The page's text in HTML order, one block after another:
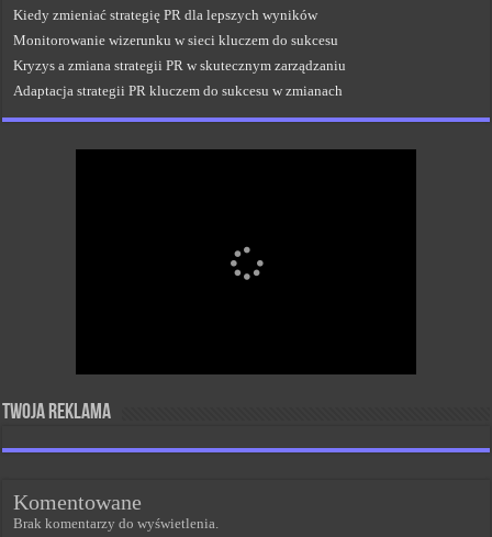
Kiedy zmieniać strategię PR dla lepszych wyników
Monitorowanie wizerunku w sieci kluczem do sukcesu
Kryzys a zmiana strategii PR w skutecznym zarządzaniu
Adaptacja strategii PR kluczem do sukcesu w zmianach
Twoja reklama
Komentowane
Brak komentarzy do wyświetlenia.